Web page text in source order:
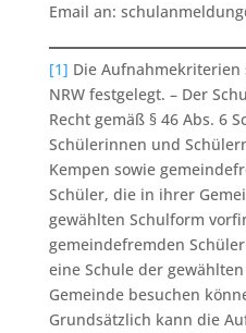
Email an:
[1] Die Aufnahmekriterien
NRW festgelegt. – Der
Recht gemäß § 46 Abs. 6
Schülerinnen und
Kempen sowie
Schüler, die in ihrer
gewählten Schulform
gemeindefremden
eine Schule der
Gemeinde besuchen
Grundsätzlich kann die